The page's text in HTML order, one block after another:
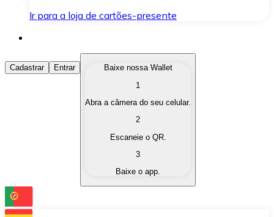
Ir para a loja de cartões-presente
Comprar Criptomoedas
Compre as criptomoedas de seu interesse de forma
Converta suas criptomoedas em moeda fiduciária
Troque uma criptomoeda por outra
Cadastrar Entrar
Baixe nossa Wallet
1
Abra a câmera do seu celular.
2
Escaneie o QR.
3
Baixe o app.